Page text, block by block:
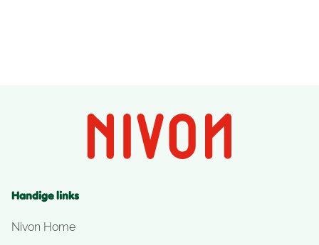
Handige links
Nivon Home